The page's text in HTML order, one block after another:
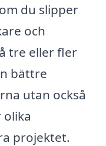
du slipper
och
tre eller fler
bättre
utan också
projektet.